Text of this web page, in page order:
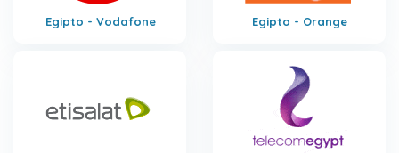
Egipto - Vodafone Egipto - Orange